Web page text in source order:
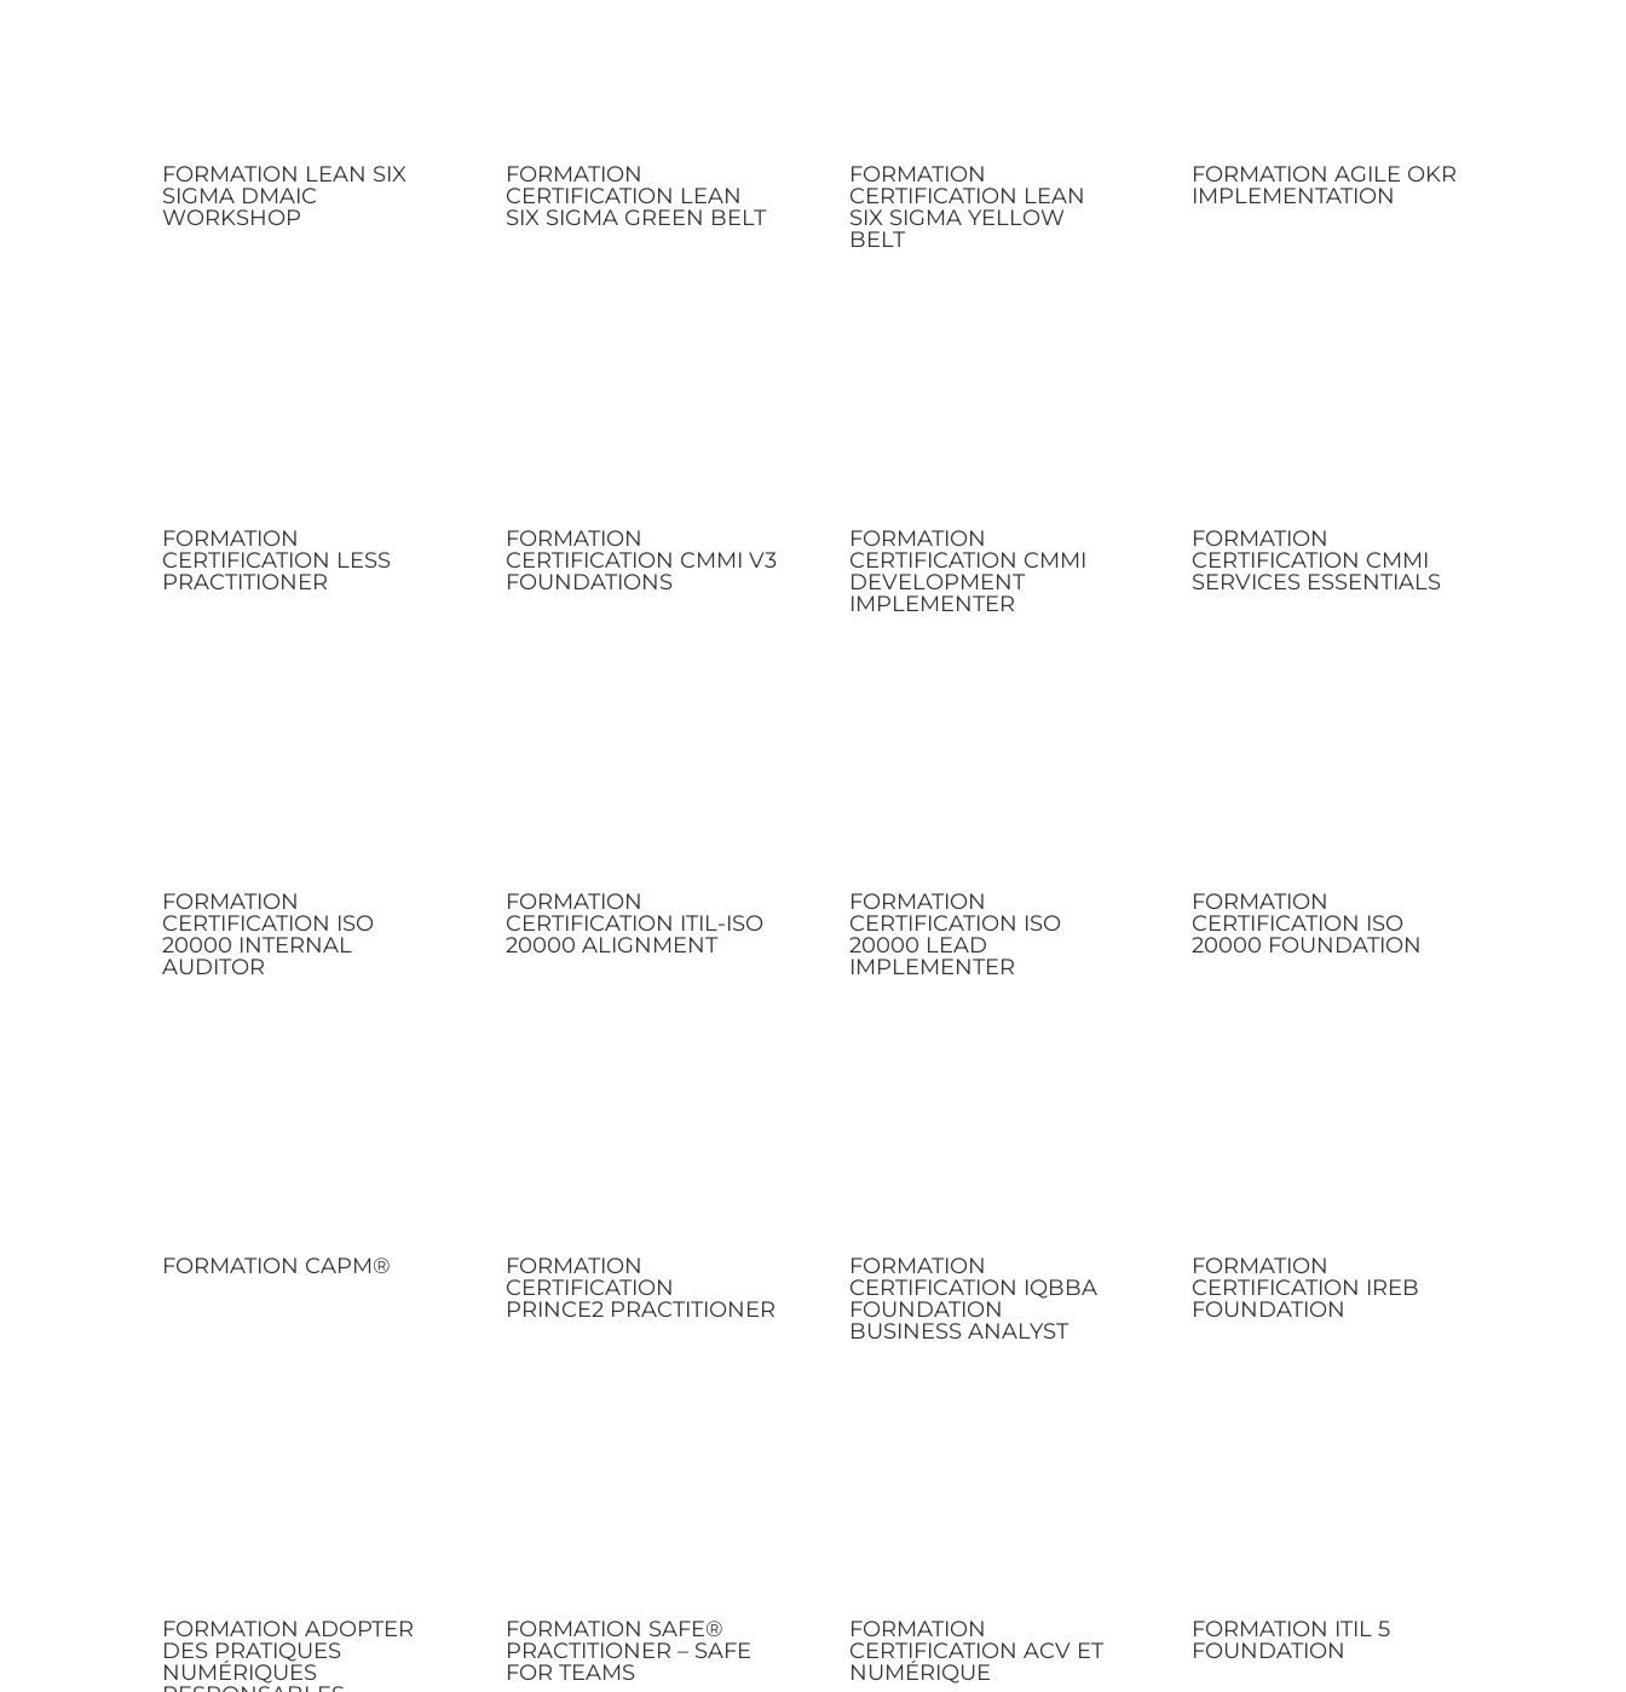
FORMATION LEAN SIX
SIGMA DMAIC
WORKSHOP
FORMATION
CERTIFICATION LEAN
SIX SIGMA GREEN BELT
FORMATION
CERTIFICATION LEAN
SIX SIGMA YELLOW
BELT
FORMATION AGILE OKR
IMPLEMENTATION
FORMATION
CERTIFICATION LESS
PRACTITIONER
FORMATION
CERTIFICATION CMMI V3
FOUNDATIONS
FORMATION
CERTIFICATION CMMI
DEVELOPMENT
IMPLEMENTER
FORMATION
CERTIFICATION CMMI
SERVICES ESSENTIALS
FORMATION
CERTIFICATION ISO
20000 INTERNAL
AUDITOR
FORMATION
CERTIFICATION ITIL-ISO
20000 ALIGNMENT
FORMATION
CERTIFICATION ISO
20000 LEAD
IMPLEMENTER
FORMATION
CERTIFICATION ISO
20000 FOUNDATION
FORMATION CAPM®
FORMATION
CERTIFICATION
PRINCE2 PRACTITIONER
FORMATION
CERTIFICATION IQBBA
FOUNDATION
BUSINESS ANALYST
FORMATION
CERTIFICATION IREB
FOUNDATION
FORMATION ADOPTER
DES PRATIQUES
NUMÉRIQUES
FORMATION SAFE®
PRACTITIONER – SAFE
FOR TEAMS
FORMATION
CERTIFICATION ACV ET
NUMÉRIQUE
FORMATION ITIL 5
FOUNDATION